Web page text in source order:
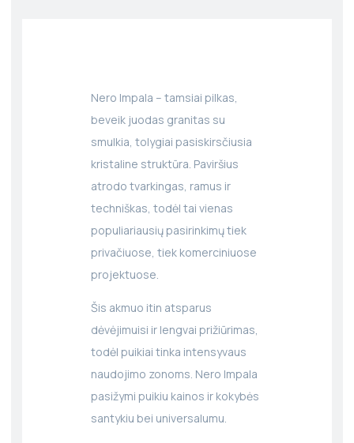
Nero Impala – tamsiai pilkas,
beveik juodas granitas su
smulkia, tolygiai pasiskirsčiusia
kristaline struktūra. Paviršius
atrodo tvarkingas, ramus ir
techniškas, todėl tai vienas
populiariausių pasirinkimų tiek
privačiuose, tiek komerciniuose
projektuose.
Šis akmuo itin atsparus
dėvėjimuisi ir lengvai prižiūrimas,
todėl puikiai tinka intensyvaus
naudojimo zonoms. Nero Impala
pasižymi puikiu kainos ir kokybės
santykiu bei universalumu.